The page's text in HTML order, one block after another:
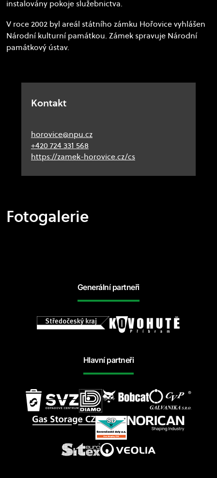
instalovány pokoje služebnictva.
V roce 2002 byl areál státního zámku Hořovice vyhlášen
Národní kulturní památkou. Zámek spravuje Národní
památkový ústav.
Kontakt
horovice@npu.cz
+420 724 331 568
https://zamek-horovice.cz/cs
Fotogalerie
Generální partneři
Hlavní partneři